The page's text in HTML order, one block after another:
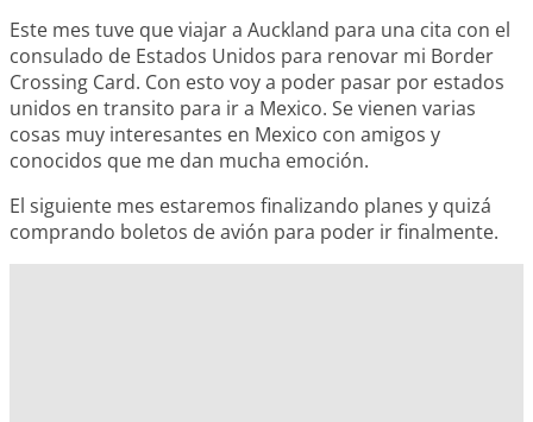
Este mes tuve que viajar a Auckland para una cita con el
consulado de Estados Unidos para renovar mi Border
Crossing Card. Con esto voy a poder pasar por estados
unidos en transito para ir a Mexico. Se vienen varias
cosas muy interesantes en Mexico con amigos y
conocidos que me dan mucha emoción.
El siguiente mes estaremos finalizando planes y quizá
comprando boletos de avión para poder ir finalmente.